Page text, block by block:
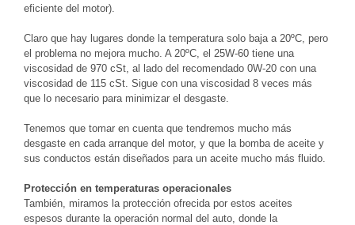
eficiente del motor).
Claro que hay lugares donde la temperatura solo baja a 20ºC, pero
el problema no mejora mucho. A 20ºC, el 25W-60 tiene una
viscosidad de 970 cSt, al lado del recomendado 0W-20 con una
viscosidad de 115 cSt. Sigue con una viscosidad 8 veces más
que lo necesario para minimizar el desgaste.
Tenemos que tomar en cuenta que tendremos mucho más
desgaste en cada arranque del motor, y que la bomba de aceite y
sus conductos están diseñados para un aceite mucho más fluido.
Protección en temperaturas operacionales
También, miramos la protección ofrecida por estos aceites
espesos durante la operación normal del auto, donde la